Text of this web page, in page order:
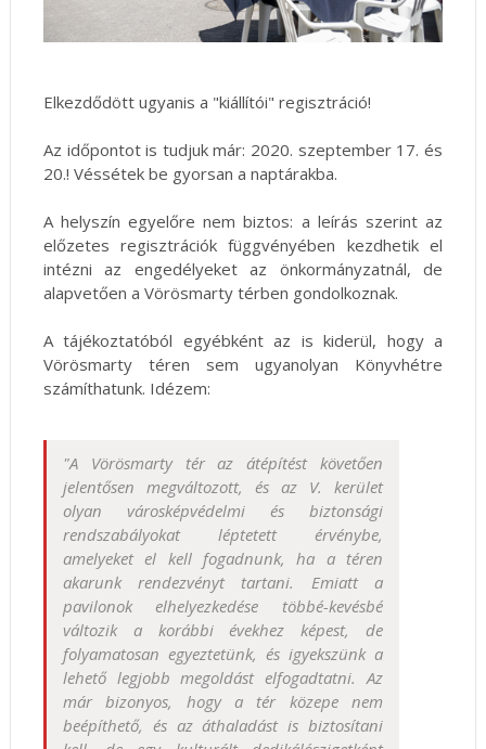
Elkezdődött ugyanis a "kiállítói" regisztráció!
Az időpontot is tudjuk már: 2020. szeptember 17. és
20.! Véssétek be gyorsan a naptárakba.
A helyszín egyelőre nem biztos: a leírás szerint az
előzetes regisztrációk függvényében kezdhetik el
intézni az engedélyeket az önkormányzatnál, de
alapvetően a Vörösmarty térben gondolkoznak.
A tájékoztatóból egyébként az is kiderül, hogy a
Vörösmarty téren sem ugyanolyan Könyvhétre
számíthatunk. Idézem:
"A Vörösmarty tér az átépítést követően
jelentősen megváltozott, és az V. kerület
olyan városképvédelmi és biztonsági
rendszabályokat léptetett érvénybe,
amelyeket el kell fogadnunk, ha a téren
akarunk rendezvényt tartani. Emiatt a
pavilonok elhelyezkedése többé-kevésbé
változik a korábbi évekhez képest, de
folyamatosan egyeztetünk, és igyekszünk a
lehető legjobb megoldást elfogadtatni. Az
már bizonyos, hogy a tér közepe nem
beépíthető, és az áthaladást is biztosítani